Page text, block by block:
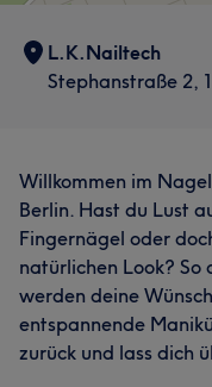
L.K.Nailtech
Stephanstraße 2,
Willkommen im
Berlin. Hast du Lust
Fingernägel oder
natürlichen Look? So
werden deine
entspannende
zurück und lass dich